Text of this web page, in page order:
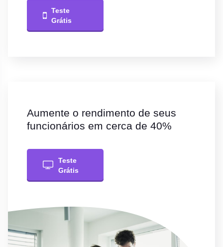
Teste
Grátis
Aumente o rendimento de seus
funcionários em cerca de 40%
Teste
Grátis